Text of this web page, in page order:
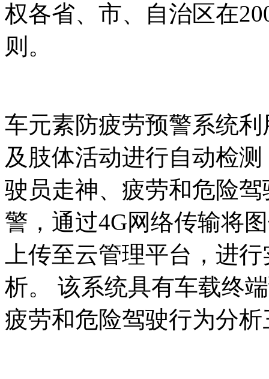
权各省、市、自治区在
则。
车元素防疲劳预警系统
及肢体活动进行自动检
驶员走神、疲劳和危险
警，通过4G网络传输将
上传至云管理平台，进
析。 该系统具有车载终
疲劳和危险驾驶行为分